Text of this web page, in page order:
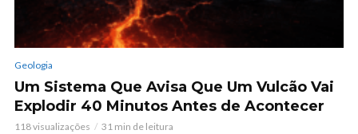
Geologia
Um Sistema Que Avisa Que Um Vulcão Vai
Explodir 40 Minutos Antes de Acontecer
118 visualizações 31 min de leitura